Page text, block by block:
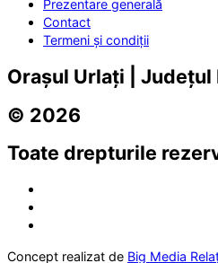
Prezentare generală
Contact
Termeni și condiții
Orașul Urlați | Județul
© 2026
Toate drepturile
Concept realizat de Big Media